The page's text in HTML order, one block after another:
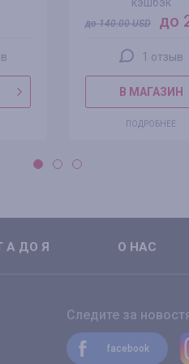
до140.00USD до
1 отзыв
В МАГАЗИН
ПОДРОБНЕЕ
А ДО Я О НАС
Следите за
facebook